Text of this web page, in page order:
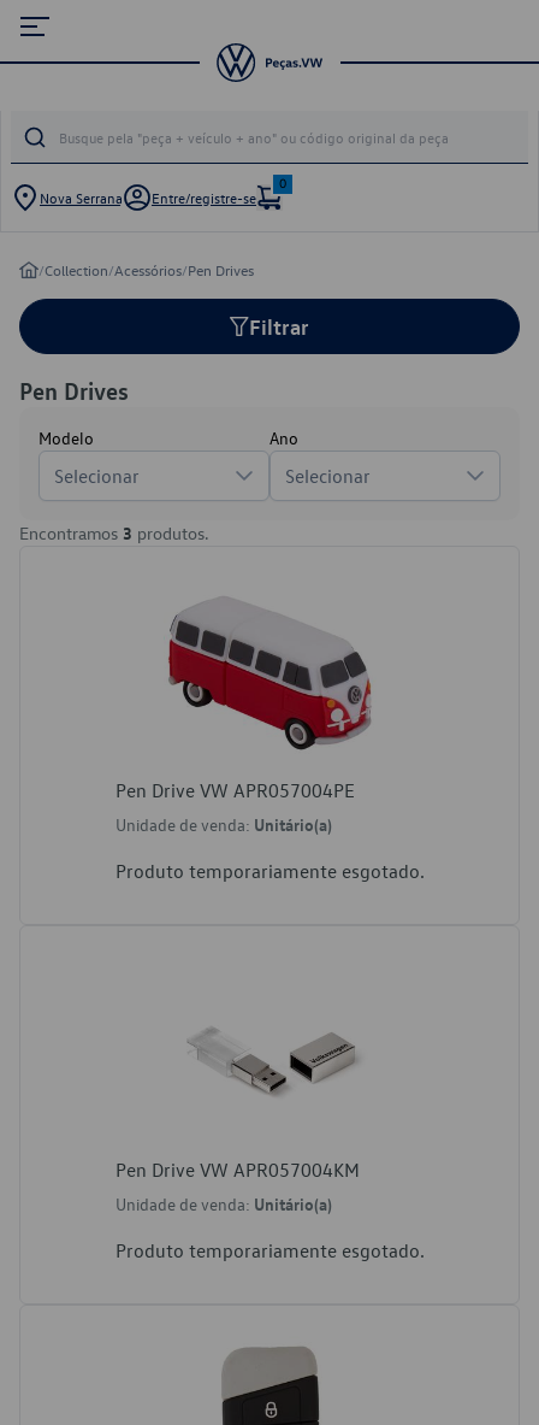
Nova Serrana Entre/registre-se
0
/Collection/Acessórios/Pen Drives
Filtrar
Pen Drives
Modelo
Selecionar
Ano
Selecionar
Encontramos 3 produtos.
Pen Drive VW APR057004PE
Unidade de venda: Unitário(a)
Produto temporariamente esgotado.
Pen Drive VW APR057004KM
Unidade de venda: Unitário(a)
Produto temporariamente esgotado.